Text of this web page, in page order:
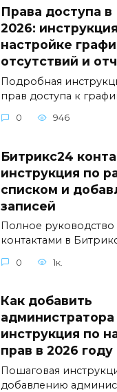
Права доступа в
2026:
настройке
отсутствий и
Подробная
прав доступа к
0 946
Битрикс24
инструкция по
списком и
записей
Полное руководство
контактами в
0 1к.
Как добавить
инструкция по
прав в 2026 году
Пошаговая
добавлению